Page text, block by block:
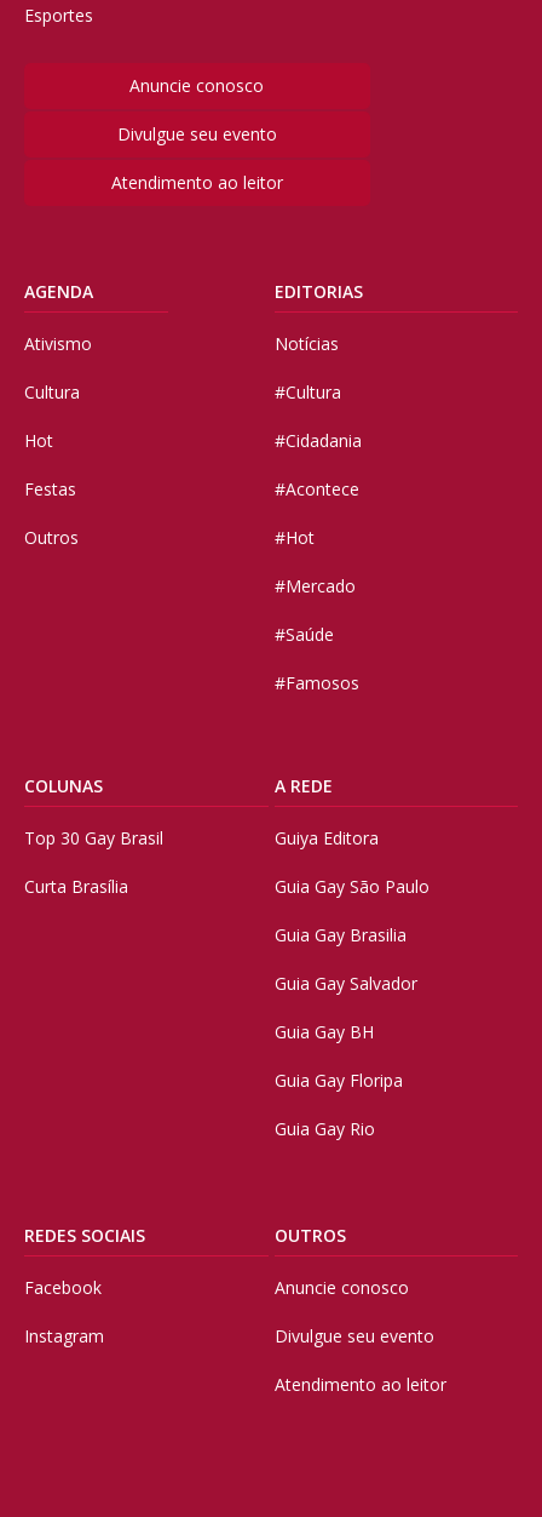
Esportes
Anuncie conosco
Divulgue seu evento
Atendimento ao leitor
AGENDA
Ativismo
Cultura
Hot
Festas
Outros
EDITORIAS
Notícias
#Cultura
#Cidadania
#Acontece
#Hot
#Mercado
#Saúde
#Famosos
COLUNAS
Top 30 Gay Brasil
Curta Brasília
A REDE
Guiya Editora
Guia Gay São Paulo
Guia Gay Brasilia
Guia Gay Salvador
Guia Gay BH
Guia Gay Floripa
Guia Gay Rio
REDES SOCIAIS
Facebook
Instagram
OUTROS
Anuncie conosco
Divulgue seu evento
Atendimento ao leitor